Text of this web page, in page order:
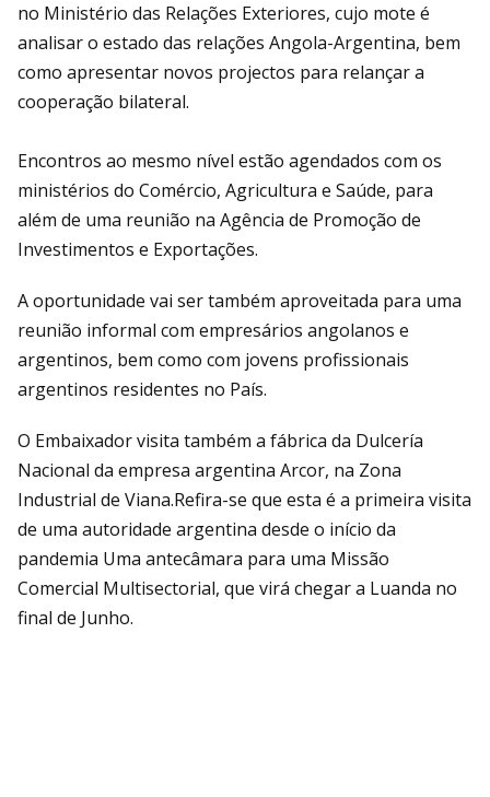
no Ministério das Relações Exteriores, cujo mote é
analisar o estado das relações Angola-Argentina, bem
como apresentar novos projectos para relançar a
cooperação bilateral.
Encontros ao mesmo nível estão agendados com os
ministérios do Comércio, Agricultura e Saúde, para
além de uma reunião na Agência de Promoção de
Investimentos e Exportações.
A oportunidade vai ser também aproveitada para uma
reunião informal com empresários angolanos e
argentinos, bem como com jovens profissionais
argentinos residentes no País.
O Embaixador visita também a fábrica da Dulcería
Nacional da empresa argentina Arcor, na Zona
Industrial de Viana.Refira-se que esta é a primeira visita
de uma autoridade argentina desde o início da
pandemia Uma antecâmara para uma Missão
Comercial Multisectorial, que virá chegar a Luanda no
final de Junho.